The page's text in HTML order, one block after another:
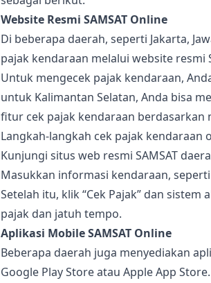
Website Resmi SAMSAT Online
Di beberapa daerah, seperti Jakarta,
pajak kendaraan melalui website resmi
Untuk mengecek pajak kendaraan,
untuk Kalimantan Selatan, Anda bisa
fitur cek pajak kendaraan berdasarkan
Langkah-langkah cek pajak kendaraan
Kunjungi situs web resmi SAMSAT
Masukkan informasi kendaraan,
Setelah itu, klik “Cek Pajak” dan
pajak dan jatuh tempo.
Aplikasi Mobile SAMSAT Online
Beberapa daerah juga menyediakan
Google Play Store atau Apple App